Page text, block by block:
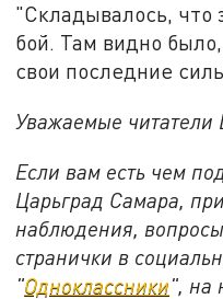
"Складывалось, что
бой. Там видно
свои последние
Уважаемые читатели
Если вам есть чем
Царьград Самара,
наблюдения,
странички в
"Одноклассники", на